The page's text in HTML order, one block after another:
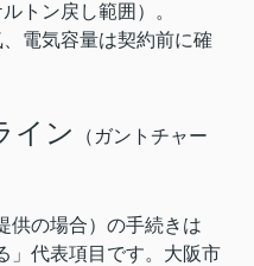
トン戻し範囲）。
電気容量は契約前に確
イン
（ガントチャー
供の場合）の手続きは
」代表項目です。大阪市